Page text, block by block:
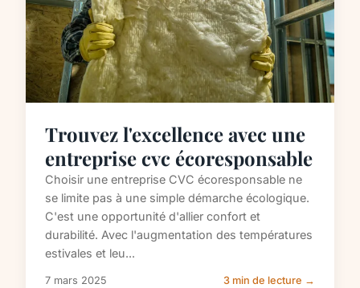
Trouvez l'excellence avec une
entreprise cvc écoresponsable
Choisir une entreprise CVC écoresponsable ne
se limite pas à une simple démarche écologique.
C'est une opportunité d'allier confort et
durabilité. Avec l'augmentation des températures
estivales et leu...
7 mars 2025 3 min de lecture →